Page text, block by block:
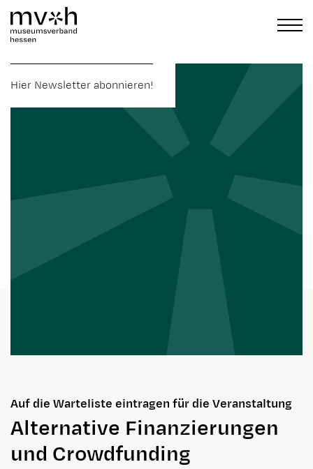
Hier Newsletter abonnieren!
Auf die Warteliste eintragen für die Veranstaltung
Alternative Finanzierungen
und Crowdfunding